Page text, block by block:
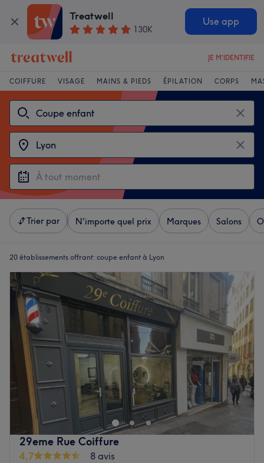
Treatwell
130K
Use app
JE M'IDENTIFIE
COIFFURE VISAGE MAINS & PIEDS ÉPILATION CORPS
Trier par N'importe quel prix Marques Salons
20 établissements offrant: coupe enfant à Lyon
29eme Rue Coiffure
4,7
8 avis